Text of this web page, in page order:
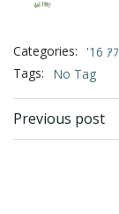
Categories:
'16 ｱ
Tags:
No Tag
Post
Previous post